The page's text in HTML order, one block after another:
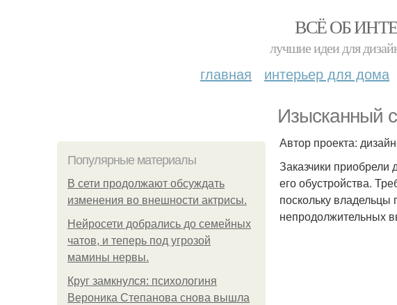
ВСЁ ОБ
лучшие идеи для
главная интерьер для дома
Изысканный
Популярные материалы
В сети продолжают обсуждать
изменения во внешности актрисы.
Нейросети добрались до семейных
чатов, и теперь под угрозой
мамины нервы.
Круг замкнулся: психологиня
Вероника Степанова снова вышла
Автор проекта:
Заказчики приобрели
его обустройства.
поскольку
непродолжительных